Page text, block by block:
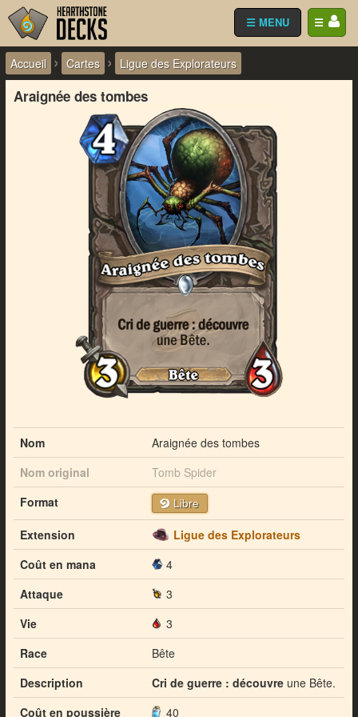
☰
☰ MENU
Accueil › Cartes › Ligue des Explorateurs
Araignée des tombes
Nom
Araignée des tombes
Nom original
Tomb Spider
Format
Libre
Extension
Ligue des Explorateurs
Coût en mana
4
Attaque
3
Vie
3
Race
Bête
Description
Cri de guerre : découvreune Bête.
Coût en poussière
40